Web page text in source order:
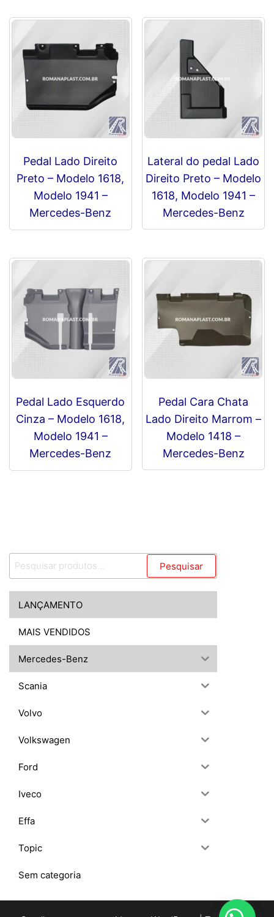
Pedal Lado Direito
Preto – Modelo 1618,
Modelo 1941 –
Mercedes-Benz
Lateral do pedal Lado
Direito Preto – Modelo
1618, Modelo 1941 –
Mercedes-Benz
Pedal Lado Esquerdo
Cinza – Modelo 1618,
Modelo 1941 –
Mercedes-Benz
Pedal Cara Chata
Lado Direito Marrom –
Modelo 1418 –
Mercedes-Benz
Pesquisar
Pesquisar
LANÇAMENTO
MAIS VENDIDOS
Mercedes-Benz
Scania
Volvo
Volkswagen
Ford
Iveco
Effa
Topic
Sem categoria